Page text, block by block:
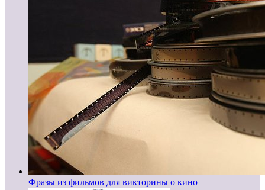
Фразы из фильмов для викторины о кино